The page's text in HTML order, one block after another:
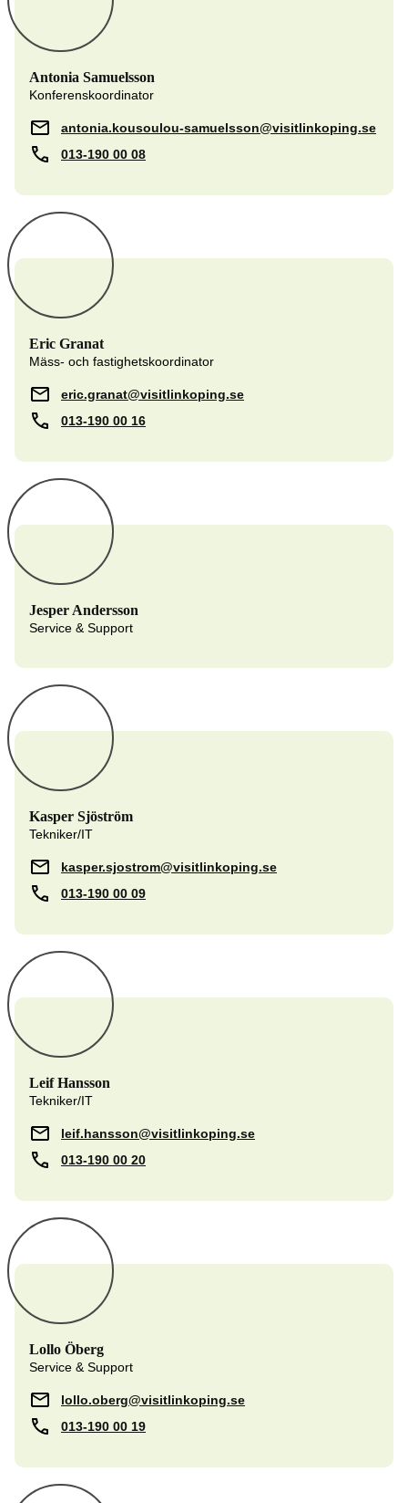
Antonia Samuelsson
Konferenskoordinator
antonia.kousoulou-samuelsson@visitlinkoping.se
013-190 00 08
Eric Granat
Mäss- och fastighetskoordinator
eric.granat@visitlinkoping.se
013-190 00 16
Jesper Andersson
Service & Support
Kasper Sjöström
Tekniker/IT
kasper.sjostrom@visitlinkoping.se
013-190 00 09
Leif Hansson
Tekniker/IT
leif.hansson@visitlinkoping.se
013-190 00 20
Lollo Öberg
Service & Support
lollo.oberg@visitlinkoping.se
013-190 00 19